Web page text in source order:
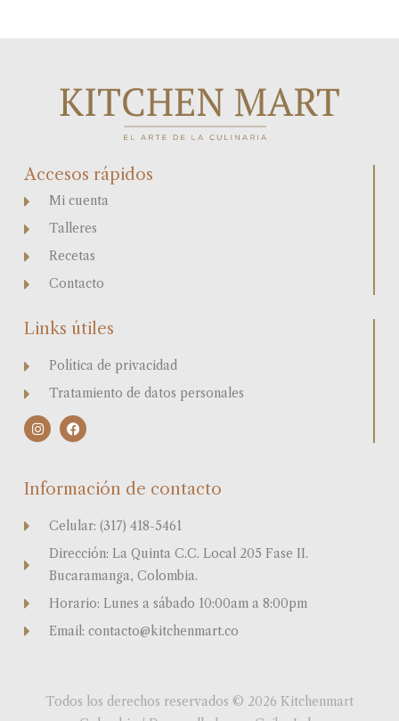
Accesos rápidos
Mi cuenta
Talleres
Recetas
Contacto
Links útiles
Política de privacidad
Tratamiento de datos personales
I
n
g
F
a
o
k
Información de contacto
Celular: (317) 418-5461
Dirección: La Quinta C.C. Local 205 Fase II.
Bucaramanga, Colombia.
Horario: Lunes a sábado 10:00am a 8:00pm
Email: contacto@kitchenmart.co
Todos los derechos reservados © 2026 Kitchenmart